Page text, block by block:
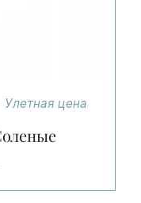
Улетная цена